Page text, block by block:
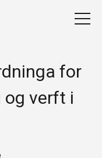
for
og verft i